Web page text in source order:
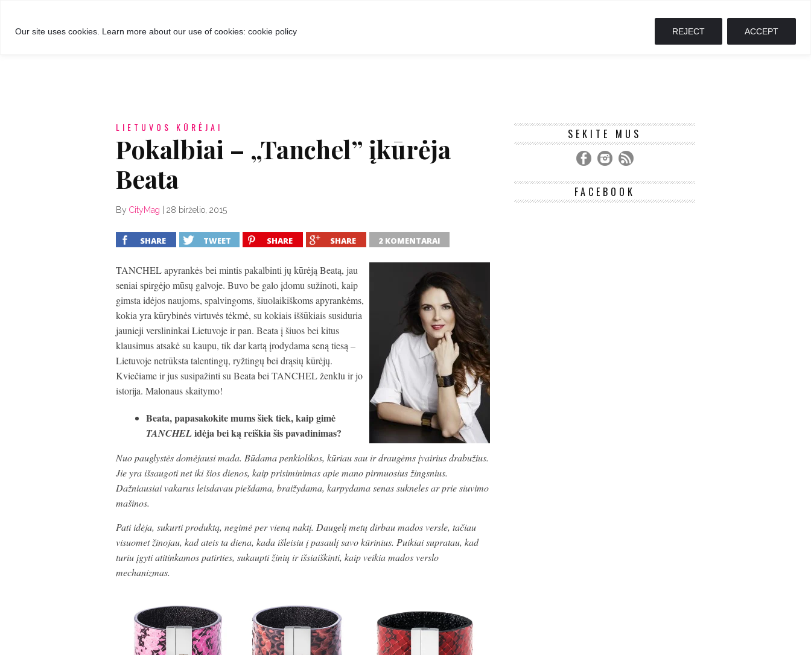
Our site uses cookies. Learn more about our use of cookies: cookie policy REJECT ACCEPT
LIETUVOS KŪRĖJAI
Pokalbiai – „Tanchel” įkūrėja
Beata
By CityMag 28 birželio, 2015
SHARE TWEET SHARE SHARE 2 KOMENTARAI
TANCHEL apyrankės bei mintis pakalbinti jų kūrėją Beatą, jau
seniai spirgėjo mūsų galvoje. Buvo be galo įdomu sužinoti, kaip
gimsta idėjos naujoms, spalvingoms, šiuolaikiškoms apyrankėms,
kokia yra kūrybinės virtuvės tėkmė, su kokiais iššūkiais susiduria
jaunieji verslininkai Lietuvoje ir pan. Beata į šiuos bei kitus
klausimus atsakė su kaupu, tik dar kartą įrodydama seną tiesą –
Lietuvoje netrūksta talentingų, ryžtingų bei drąsių kūrėjų.
Kviečiame ir jus susipažinti su Beata bei TANCHEL ženklu ir jo
istorija. Malonaus skaitymo!
Beata, papasakokite mums šiek tiek, kaip gimė
TANCHELidėja bei ką reiškia šis pavadinimas?
Nuo pauglystės domėjausi mada. Būdama penkiolikos, kūriau sau ir draugėms įvairius drabužius.
Jie yra išsaugoti net iki šios dienos, kaip prisiminimas apie mano pirmuosius žingsnius.
Dažniausiai vakarus leisdavau piešdama, braižydama, karpydama senas sukneles ar prie siuvimo
mašinos.
Pati idėja, sukurti produktą, negimė per vieną naktį. Daugelį metų dirbau mados versle, tačiau
visuomet žinojau, kad ateis ta diena, kada išleisiu į pasaulį savo kūrinius. Puikiai supratau, kad
turiu įgyti atitinkamos patirties, sukaupti žinių ir išsiaiškinti, kaip veikia mados verslo
mechanizmas.
SEKITE MUS
FACEBOOK